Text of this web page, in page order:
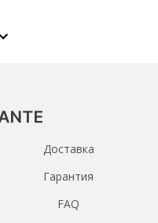
Доставка
Гарантия
FAQ